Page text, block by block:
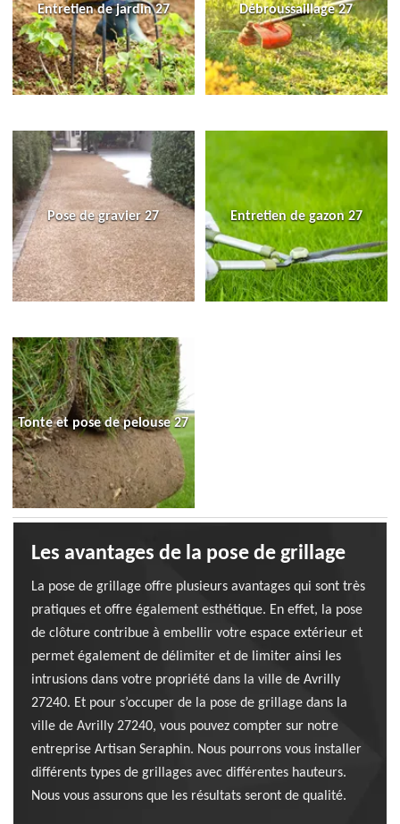
Entretien de jardin 27 Débroussaillage 27
Pose de gravier 27 Entretien de gazon 27
Tonte et pose de pelouse 27
Les avantages de la pose de grillage
La pose de grillage offre plusieurs avantages qui sont très
pratiques et offre également esthétique. En effet, la pose
de clôture contribue à embellir votre espace extérieur et
permet également de délimiter et de limiter ainsi les
intrusions dans votre propriété dans la ville de Avrilly
27240. Et pour s’occuper de la pose de grillage dans la
ville de Avrilly 27240, vous pouvez compter sur notre
entreprise Artisan Seraphin. Nous pourrons vous installer
différents types de grillages avec différentes hauteurs.
Nous vous assurons que les résultats seront de qualité.